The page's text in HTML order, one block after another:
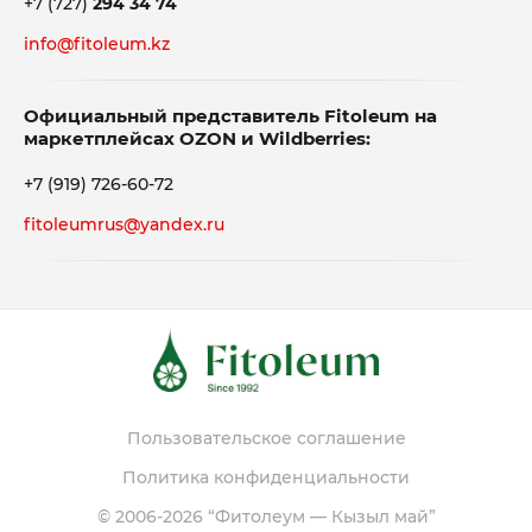
info@fitoleum.kz
Официальный представитель Fitoleum на
маркетплейсах OZON и Wildberries:
+7 (919) 726-60-72
fitoleumrus@yandex.ru
Пользовательское соглашение
Политика конфиденциальности
© 2006-2026 “Фитолеум — Кызыл май”